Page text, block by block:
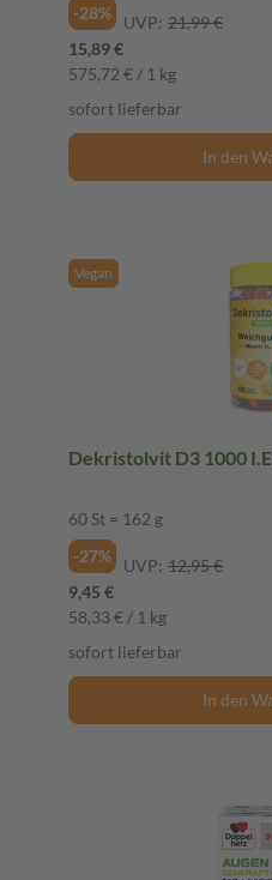
-28%
UVP: 21,99 €
15,89 €
575,72 € / 1 kg
sofort lieferbar
In den
Vegan
Dekristolvit D3 1000
60 St = 162 g
-27%
UVP: 12,95 €
9,45 €
58,33 € / 1 kg
sofort lieferbar
In den